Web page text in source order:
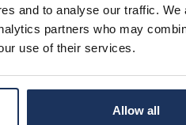
and to analyse our traffic. We
partners who may
use of their services.
Allow all
(1974–)
för beslutsfattare, forskare
till institutets
utvandring) och intern
fenomen. Vi